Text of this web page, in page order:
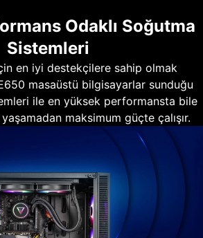
Odaklı Soğutma
Sistemleri
en iyi destekçilere sahip olmak
masaüstü bilgisayarlar sunduğu
ile en yüksek performansta bile
maksimum güçte çalışır.